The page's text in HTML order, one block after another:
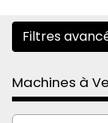
Filtres
Catégorie
Machines à